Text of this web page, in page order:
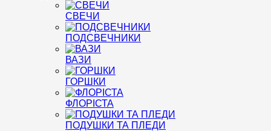
СВЕЧИ
ПОДСВЕЧНИКИ
ВАЗИ
ГОРШКИ
ФЛОРІСТА
ПОДУШКИ ТА ПЛЕДИ